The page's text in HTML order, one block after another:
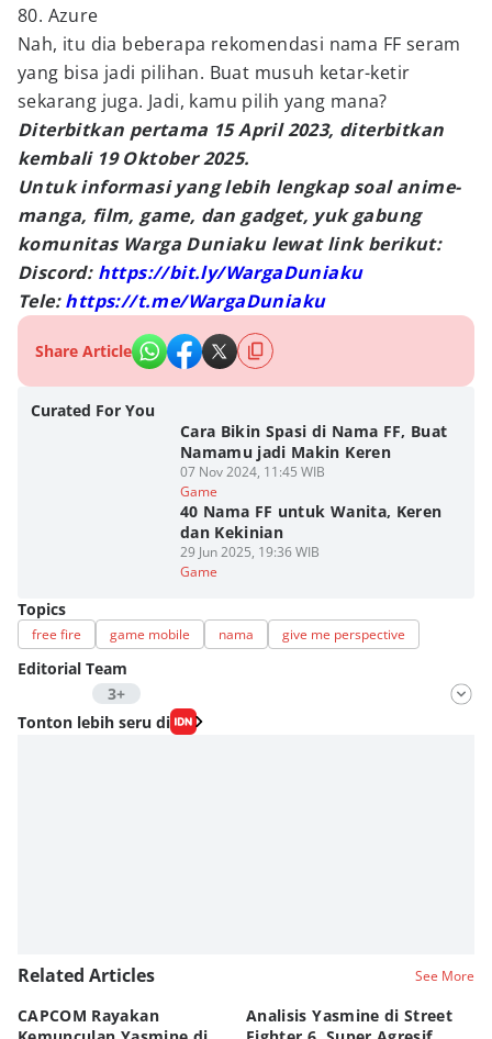
80. Azure
Nah, itu dia beberapa rekomendasi nama FF seram
yang bisa jadi pilihan. Buat musuh ketar-ketir
sekarang juga. Jadi, kamu pilih yang mana?
Diterbitkan pertama 15 April 2023, diterbitkan
kembali 19 Oktober 2025.
Untuk informasi yang lebih lengkap soal anime-
manga, film, game, dan gadget, yuk gabung
komunitas Warga Duniaku lewat link berikut:
Discord: https://bit.ly/WargaDuniaku
Tele:https://t.me/WargaDuniaku
Share Article
Curated For You
Cara Bikin Spasi di Nama FF, Buat
Namamu jadi Makin Keren
07 Nov 2024, 11:45 WIB
Game
40 Nama FF untuk Wanita, Keren
dan Kekinian
29 Jun 2025, 19:36 WIB
Game
Topics
free fire game mobile nama give me perspective
Editorial Team
3+
Editor
Fahrul Razi Uni Nurullah
Eddy Rusmanto
Tonton lebih seru di
Related Articles See More
CAPCOM Rayakan
Analisis Yasmine di Street